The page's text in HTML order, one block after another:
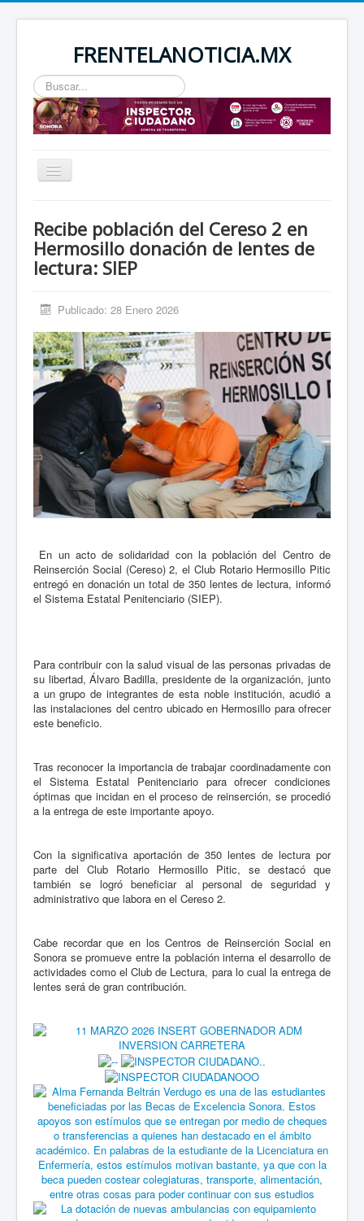
FRENTELANOTICIA.MX
Buscar...
Toggle
ESTATAL
SEGURIDAD
Recibe población del Cereso 2 en
Hermosillo donación de lentes de
lectura: SIEP
Publicado: 28 Enero 2026
En un acto de solidaridad con la población del Centro de
Reinserción Social (Cereso) 2, el Club Rotario Hermosillo Pitic
entregó en donación un total de 350 lentes de lectura, informó
el Sistema Estatal Penitenciario (SIEP).
Para contribuir con la salud visual de las personas privadas de
su libertad, Álvaro Badilla, presidente de la organización, junto
a un grupo de integrantes de esta noble institución, acudió a
las instalaciones del centro ubicado en Hermosillo para ofrecer
este beneficio.
Tras reconocer la importancia de trabajar coordinadamente con
el Sistema Estatal Penitenciario para ofrecer condiciones
óptimas que incidan en el proceso de reinserción, se procedió
a la entrega de este importante apoyo.
Con la significativa aportación de 350 lentes de lectura por
parte del Club Rotario Hermosillo Pitic, se destacó que
también se logró beneficiar al personal de seguridad y
administrativo que labora en el Cereso 2.
Cabe recordar que en los Centros de Reinserción Social en
Sonora se promueve entre la población interna el desarrollo de
actividades como el Club de Lectura, para lo cual la entrega de
lentes será de gran contribución.